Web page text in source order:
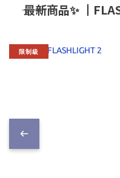
―― 最新商品✨
限制級